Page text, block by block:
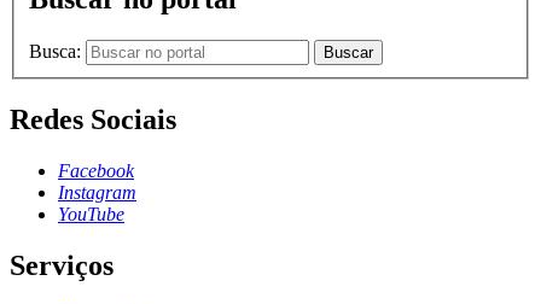
Busca: Buscar
Redes Sociais
Facebook
Instagram
YouTube
Serviços